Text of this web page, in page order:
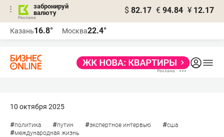
забронируй
валюту
$ 82.17 € 94.84 ¥ 12.17
Казань16.8° Москва22.4°
10 октября 2025
#политика #путин #экспертное интервью #сша
#международная жизнь